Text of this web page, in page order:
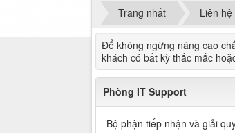
Trang nhất Liên hệ
Để không ngừng nâng cao
khách có bất kỳ thắc mắc
Phòng IT Support
Bộ phận tiếp nhận và giải